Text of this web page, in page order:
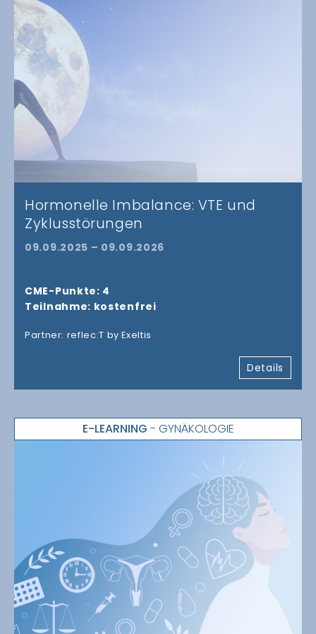
Hormonelle Imbalance: VTE und
Zyklusstörungen
09.09.2025 – 09.09.2026
CME-Punkte: 4
Teilnahme: kostenfrei
Partner: reflec:T by Exeltis
Details
E-LEARNING - GYNÄKOLOGIE